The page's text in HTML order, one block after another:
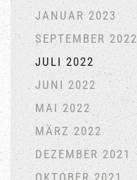
JANUAR 2023
SEPTEMBER 2022
JULI 2022
JUNI 2022
MAI 2022
MÄRZ 2022
DEZEMBER 2021
OKTOBER 2021